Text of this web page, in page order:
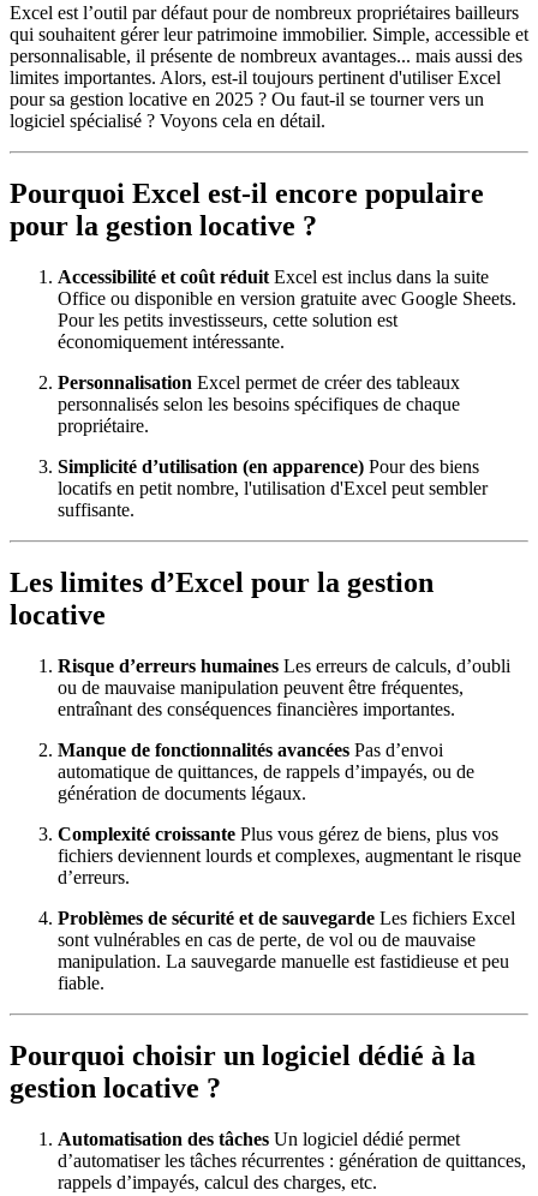
Excel est l’outil par défaut pour de nombreux propriétaires bailleurs
qui souhaitent gérer leur patrimoine immobilier. Simple, accessible et
personnalisable, il présente de nombreux avantages... mais aussi des
limites importantes. Alors, est-il toujours pertinent d'utiliser Excel
pour sa gestion locative en 2025 ? Ou faut-il se tourner vers un
logiciel spécialisé ? Voyons cela en détail.
Pourquoi Excel est-il encore populaire
pour la gestion locative ?
Accessibilité et coût réduit Excel est inclus dans la suite
Office ou disponible en version gratuite avec Google Sheets.
Pour les petits investisseurs, cette solution est
économiquement intéressante.
Personnalisation Excel permet de créer des tableaux
personnalisés selon les besoins spécifiques de chaque
propriétaire.
Simplicité d’utilisation (en apparence) Pour des biens
locatifs en petit nombre, l'utilisation d'Excel peut sembler
suffisante.
Les limites d’Excel pour la gestion
locative
Risque d’erreurs humaines Les erreurs de calculs, d’oubli
ou de mauvaise manipulation peuvent être fréquentes,
entraînant des conséquences financières importantes.
Manque de fonctionnalités avancées Pas d’envoi
automatique de quittances, de rappels d’impayés, ou de
génération de documents légaux.
Complexité croissante Plus vous gérez de biens, plus vos
fichiers deviennent lourds et complexes, augmentant le risque
d’erreurs.
Problèmes de sécurité et de sauvegarde Les fichiers Excel
sont vulnérables en cas de perte, de vol ou de mauvaise
manipulation. La sauvegarde manuelle est fastidieuse et peu
fiable.
Pourquoi choisir un logiciel dédié à la
gestion locative ?
Automatisation des tâches Un logiciel dédié permet
d’automatiser les tâches récurrentes : génération de quittances,
rappels d’impayés, calcul des charges, etc.